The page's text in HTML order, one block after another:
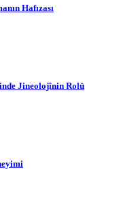
Hafızası
Jineolojînin Rolü